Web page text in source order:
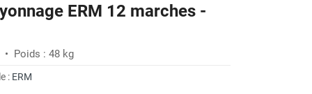
-27%
ERM 12 marches -
• Poids : 48 kg
: ERM